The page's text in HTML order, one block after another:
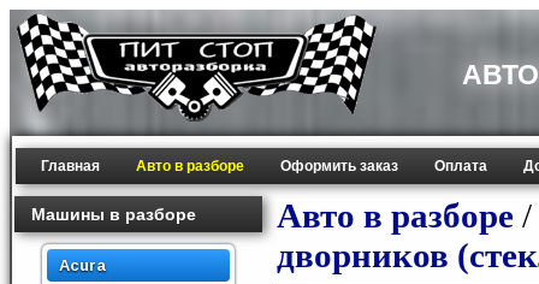
Главная Авто в разборе Оформить заказ Оплата
Машины в разборе
Acura
Авто в разборе /
дворников